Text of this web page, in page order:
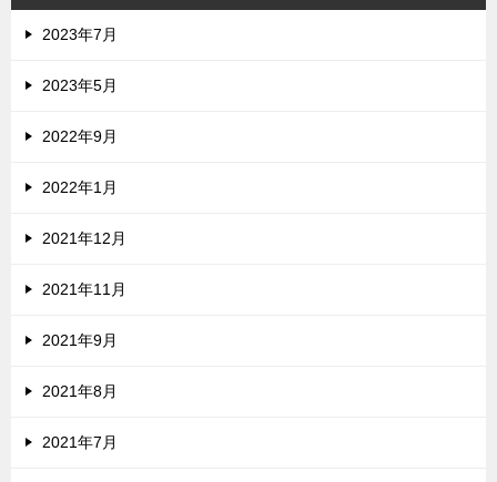
2023年7月
2023年5月
2022年9月
2022年1月
2021年12月
2021年11月
2021年9月
2021年8月
2021年7月